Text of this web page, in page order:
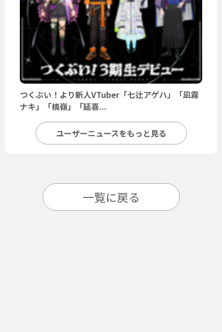
つくぶい！より新人VTuber「七辻アゲハ」「凪霧
ナキ」「槙嶺」「延喜...
ユーザーニュースをもっと見る
一覧に戻る